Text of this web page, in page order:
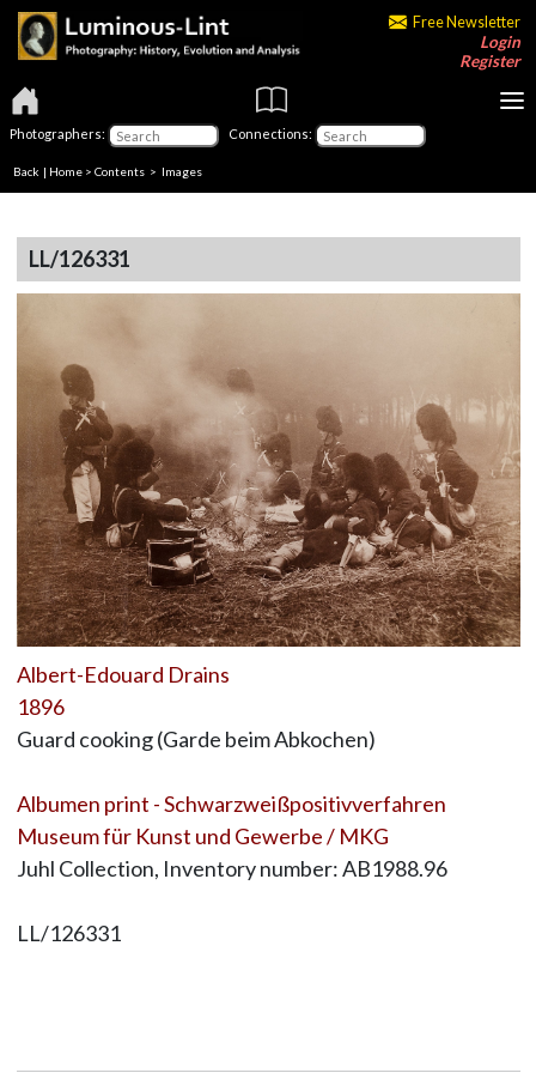
Free Newsletter
Login
Register
Photographers: Connections:
Back | Home > Contents > Images
LL/126331
Albert-Edouard Drains
1896
Guard cooking (Garde beim Abkochen)
Albumen print - Schwarzweißpositivverfahren
Museum für Kunst und Gewerbe / MKG
Juhl Collection, Inventory number: AB1988.96
LL/126331